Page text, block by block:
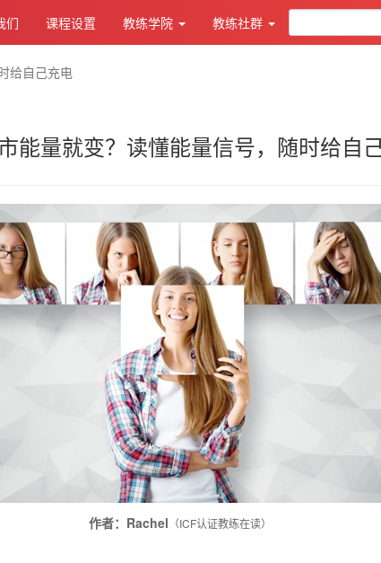
们 课程设置 教练学院 教练社群
给自己充电
能量就变？读懂能量信号，随时给自
作者： Rachel （ICF认证教练在读）